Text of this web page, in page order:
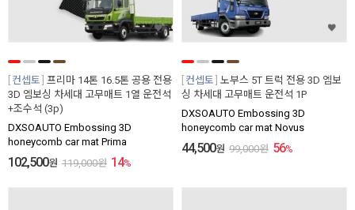
컨셉토 프리마 14톤 16.5톤 공용 전용
3D 엠보싱 차세대 고무매트 1열 운전석
+조수석 (3p)
DXSOAUTO Embossing 3D
honeycomb car mat Prima
102,500원 119,000원 14%
컨셉토 노부스 5T 트럭 전용 3D 엠보
싱 차세대 고무매트 운전석 1P
DXSOAUTO Embossing 3D
honeycomb car mat Novus
44,500원 99,000원 56%